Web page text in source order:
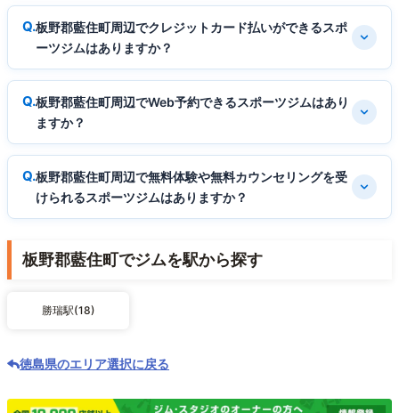
板野郡藍住町周辺でクレジットカード払いができるスポ
ーツジムはありますか？
板野郡藍住町周辺でWeb予約できるスポーツジムはあり
ますか？
板野郡藍住町周辺で無料体験や無料カウンセリングを受
けられるスポーツジムはありますか？
板野郡藍住町でジムを駅から探す
勝瑞駅(18)
徳島県のエリア選択に戻る